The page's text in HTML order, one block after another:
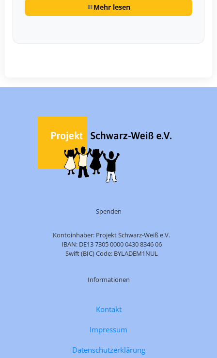
Mehr lesen
Spenden
Kontoinhaber: Projekt Schwarz-Weiß e.V.
IBAN: DE13 7305 0000 0430 8346 06
Swift (BIC) Code: BYLADEM1NUL
Informationen
Kontakt
Impressum
Datenschutzerklärung